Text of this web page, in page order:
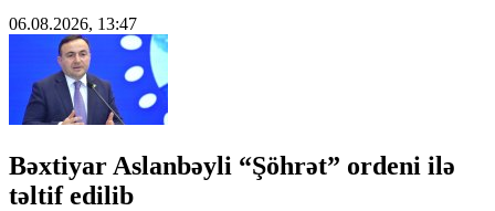
06.08.2026, 13:47
Bəxtiyar Aslanbəyli “Şöhrət” ordeni ilə
təltif edilib